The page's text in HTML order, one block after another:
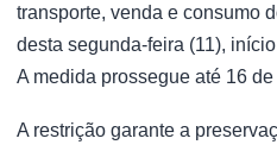
transporte, venda e consumo
desta segunda-feira (11),
A medida prossegue até 16 de
A restrição garante a